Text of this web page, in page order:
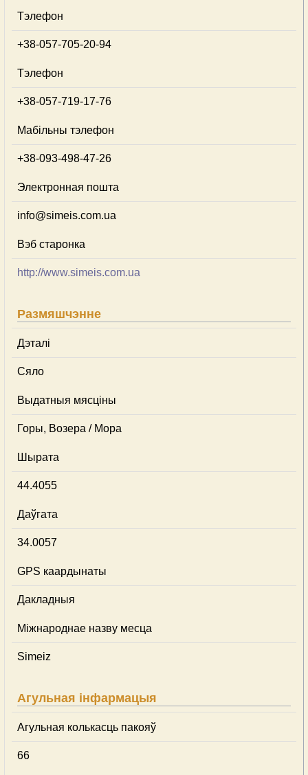
Тэлефон
+38-057-705-20-94
Тэлефон
+38-057-719-17-76
Мабільны тэлефон
+38-093-498-47-26
Электронная пошта
info@simeis.com.ua
Вэб старонка
http://www.simeis.com.ua
Размяшчэнне
Дэталі
Сяло
Выдатныя мясціны
Горы, Возера / Мора
Шырата
44.4055
Даўгата
34.0057
GPS каардынаты
Дакладныя
Міжнароднае назву месца
Simeiz
Агульная інфармацыя
Агульная колькасць пакояў
66